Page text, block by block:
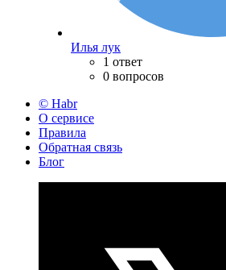
Илья лук
1 ответ
0 вопросов
© Habr
О сервисе
Правила
Обратная связь
Блог